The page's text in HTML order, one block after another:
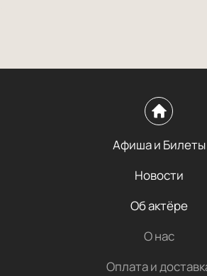
Афиша и Билеты
Новости
Об актёре
О нас
Оплата и